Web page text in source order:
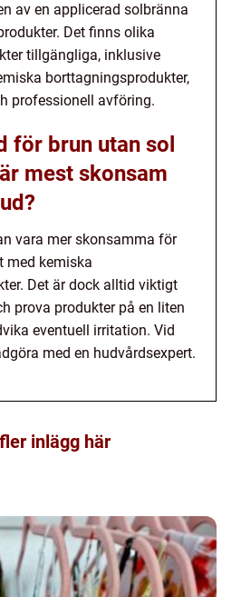
av en applicerad solbränna
Det finns olika
tillgängliga, inklusive
borttagningsprodukter,
professionell avföring.
för brun utan sol
mest skonsam
vara mer skonsamma för
med kemiska
Det är dock alltid viktigt
prova produkter på en liten
eventuell irritation. Vid
med en hudvårdsexpert.
inlägg här